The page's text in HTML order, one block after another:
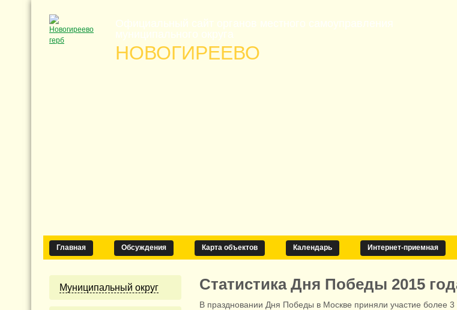
Официальный сайт органов местного самоуправления
муниципального округа
НОВОГИРЕЕВО
Главная Обсуждения Карта объектов Календарь Интернет-приемная
Муниципальный округ Статистика Дня Победы 2015
В праздновании Дня Победы в Москве приняли участие более